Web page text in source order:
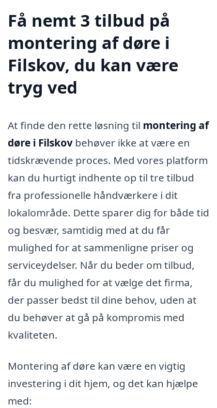
Få nemt 3 tilbud på
montering af døre i
Filskov, du kan være
tryg ved
At finde den rette løsning til montering af
døre i Filskov behøver ikke at være en
tidskrævende proces. Med vores platform
kan du hurtigt indhente op til tre tilbud
fra professionelle håndværkere i dit
lokalområde. Dette sparer dig for både tid
og besvær, samtidig med at du får
mulighed for at sammenligne priser og
serviceydelser. Når du beder om tilbud,
får du mulighed for at vælge det firma,
der passer bedst til dine behov, uden at
du behøver at gå på kompromis med
kvaliteten.
Montering af døre kan være en vigtig
investering i dit hjem, og det kan hjælpe
med: